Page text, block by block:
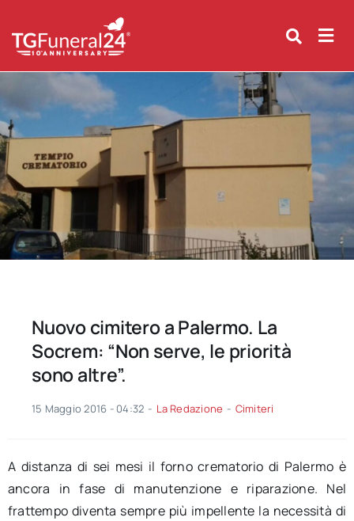
content
Nuovo cimitero a Palermo. La
Socrem: “Non serve, le priorità
sono altre”.
15 Maggio 2016 - 04:32 - La Redazione - Cimiteri
A distanza di sei mesi il forno crematorio di Palermo è
ancora in fase di manutenzione e riparazione. Nel
frattempo diventa sempre più impellente la necessità di